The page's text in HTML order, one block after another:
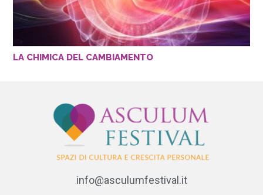
LA CHIMICA DEL CAMBIAMENTO
info@asculumfestival.it